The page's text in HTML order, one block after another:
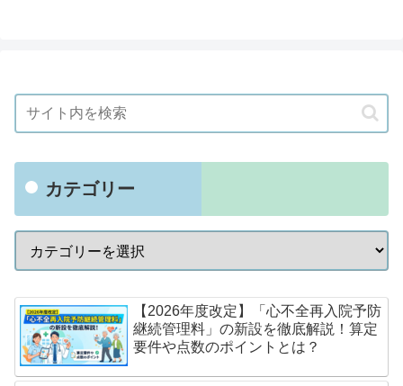
カテゴリー
【2026年度改定】「心不全再入院予防
継続管理料」の新設を徹底解説！算定
要件や点数のポイントとは？